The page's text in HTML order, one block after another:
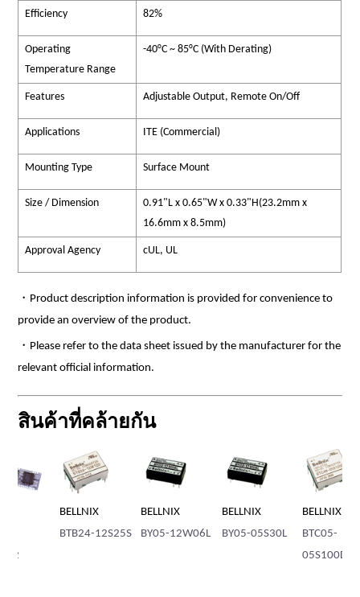
Efficiency 82%
Operating
Temperature Range
-40°C ~ 85°C (With Derating)
Features Adjustable Output, Remote On/Off
Applications ITE (Commercial)
Mounting Type Surface Mount
Size / Dimension
0.91"L x 0.65"W x 0.33"H(23.2mm x
16.6mm x 8.5mm)
Approval Agency cUL, UL
・Product description information is provided for convenience to
provide an overview of the product.
・Please refer to the data sheet issued by the manufacturer for the
relevant official information.
สินค้าที่คล้ายกัน
BELLNIX
BTB24-12S25S
BELLNIX
BY05-12W06L
BELLNIX
BY05-05S30L
BELLNIX
BTC05-
05S100D